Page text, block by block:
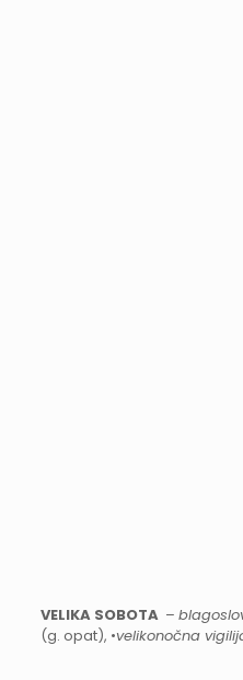
VELIKA SOBOTA–
(g. opat), •velikonočna